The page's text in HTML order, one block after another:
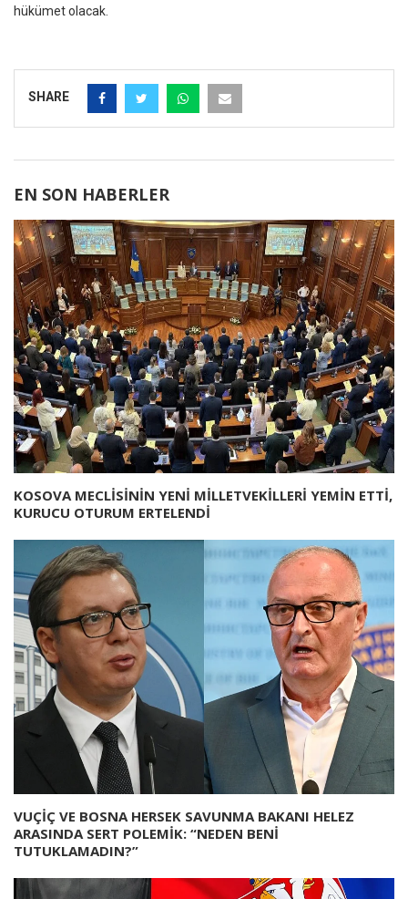
hükümet olacak.
SHARE
EN SON HABERLER
KOSOVA MECLİSİNİN YENİ MİLLETVEKİLLERİ YEMİN ETTİ,
KURUCU OTURUM ERTELENDİ
VUÇİÇ VE BOSNA HERSEK SAVUNMA BAKANI HELEZ
ARASINDA SERT POLEMİK: “NEDEN BENİ
TUTUKLAMADIN?”